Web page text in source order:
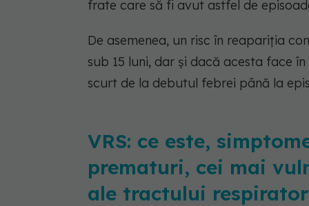
frate care să fi avut astfel de
De asemenea, un risc în reapariția
sub 15 luni, dar și dacă acesta face
scurt de la debutul febrei până la
VRS: ce este,
prematuri, cei mai
ale tractului